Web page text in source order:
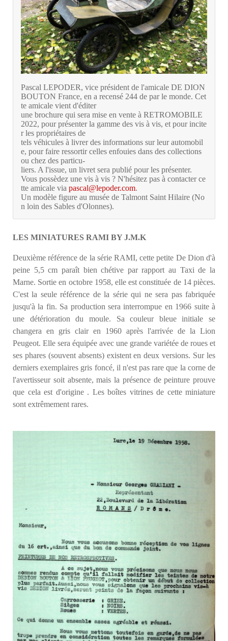
Pascal LEPODER, vice président de l'amicale DE DION
BOUTON France, en a recensé 244 de par le monde. Cet
te amicale vient d'éditer
une brochure qui sera mise en vente à RETROMOBILE
2022, pour présenter la gamme des vis à vis, et pour incite
r les propriétaires de
tels véhicules à livrer des informations sur leur automobil
e, pour faire ressortir celles enfouies dans des collections
ou chez des particu-
liers. A l'issue, un livret sera publié pour les présenter.
Vous possèdez une vis à vis ? N'hésitez pas à contacter ce
tte amicale via pascal@lepoder.com.
Un modèle figure au musée de Talmont Saint Hilaire (No
n loin des Sables d'Olonnes).
LES MINIATURES RAMI BY J.M.K
Deuxième référence de la série RAMI, cette petite De Dion d'à
peine 5,5 cm paraît bien chétive par rapport au Taxi de la
Marne. Sortie en octobre 1958, elle est constituée de 14 pièces.
C'est la seule référence de la série qui ne sera pas fabriquée
jusqu'à la fin. Sa production sera interrompue en 1966 suite à
une détérioration du moule. Sa couleur bleue initiale se
changera en gris clair en 1960 après l'arrivée de la Lion
Peugeot. Elle sera équipée avec une grande variétée de roues et
ses phares (souvent absents) existent en deux versions. Sur les
derniers exemplaires gris foncé, il n'est pas rare que la corne de
l'avertisseur soit absente, mais la présence de peinture prouve
que cela est d'origine . Les boîtes vitrines de cette miniature
sont extrêmement rares.